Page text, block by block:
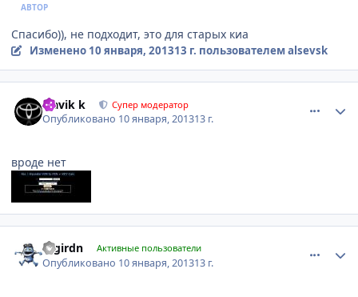
АВТОР
Спасибо)), не подходит, это для старых киа
Изменено 10 января, 201313 г. пользователем alsevsk
Slavik k Супер модератор
Опубликовано 10 января, 201313 г.
вроде нет
tagirdn Активные пользователи
Опубликовано 10 января, 201313 г.